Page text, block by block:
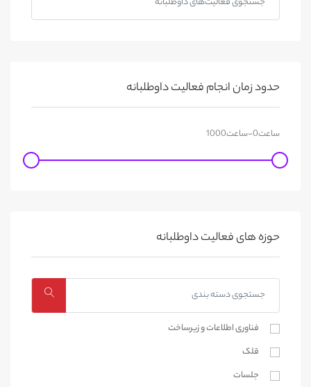
حدود زمان انجام فعالیت داوطلبانه
حوزه های فعالیت داوطلبانه
فناوری اطلاعات و زیرساخت
قلک
جلسات